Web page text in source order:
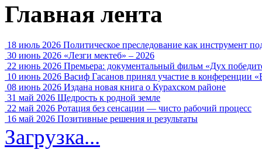
Главная лента
18 июль 2026 Политическое преследование как инструмент
30 июнь 2026 «Лезги мектеб» – 2026
22 июнь 2026 Премьера: документальный фильм «Дух
10 июнь 2026 Васиф Гасанов принял участие в конференции
08 июнь 2026 Издана новая книга о Курахском районе
31 май 2026 Щедрость к родной земле
22 май 2026 Ротация без сенсации — чисто рабочий процесс
16 май 2026 Позитивные решения и результаты
Загрузка...